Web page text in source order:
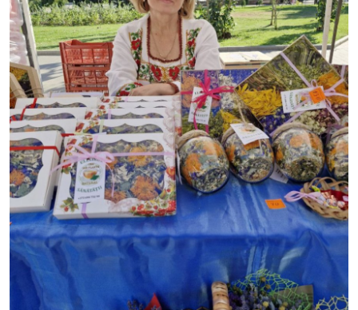
SERVICII
Sectorul Rîșcani
Căutați pe Internet